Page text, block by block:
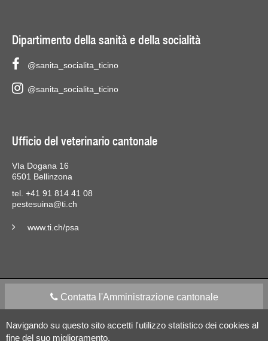
Navigando su questo sito accetti l'utilizzo statistico dei cookies al
fine del suo miglioramento.
Dipartimento della sanità e della socialità
@sanita_socialita_ticino
@sanita_socialita_ticino
Ufficio del veterinario cantonale
VIa Dogana 16
6501 Bellinzona
tel. +41 91 814 41 08
pestesuina@ti.ch
www.ti.ch/psa
Contatta l'Amministrazione cantonale
Apps Mobile Social media